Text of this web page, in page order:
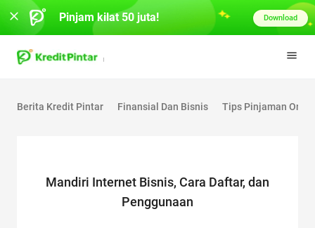
Berita Kredit Pintar Finansial Dan Bisnis Tips Pinjaman
Mandiri Internet Bisnis, Cara Daftar, dan
Penggunaan
Pinjam kilat 50 juta! Download